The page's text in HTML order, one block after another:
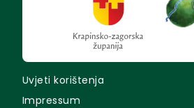
Uvjeti korištenja
Impressum